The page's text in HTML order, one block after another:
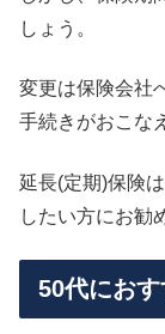
しょう。
変更は保険会社
手続きがおこな
延長(定期)保険
したい方にお勧
50代にお